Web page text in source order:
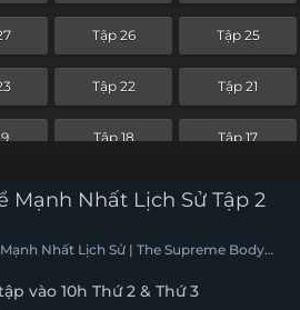
Tập 26 Tập 25
Tập 22 Tập 21
Tập 18 Tập 17
Tập 14 Tập 13
Tập 10
Tập 6
Mạnh Nhất Lịch Sử Tập 2
Nhất Lịch Sử | The Supreme Body
vào 10h Thứ 2 & Thứ 3